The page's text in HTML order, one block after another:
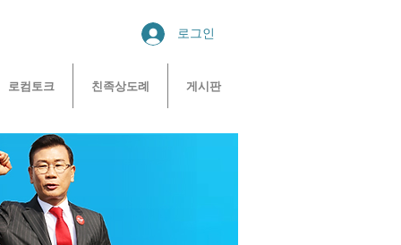
로그인
로컴토크 친족상도례 게시판